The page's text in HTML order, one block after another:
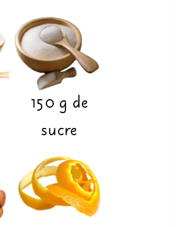
150 g de
sucre